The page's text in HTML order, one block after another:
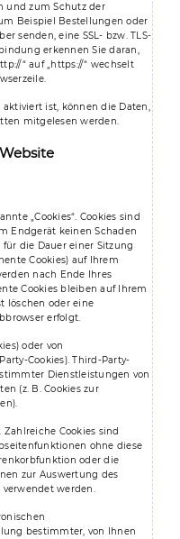
und zum Schutz der
Beispiel Bestellungen oder
senden, eine SSL- bzw. TLS-
erkennen Sie daran,
“ auf „https://“ wechselt
aktiviert ist, können die Daten,
mitgelesen werden.
„Cookies“. Cookies sind
Endgerät keinen Schaden
die Dauer einer Sitzung
Cookies) auf Ihrem
nach Ende Ihres
Cookies bleiben auf Ihrem
löschen oder eine
erfolgt.
oder von
Cookies). Third-Party-
Dienstleistungen von
(z. B. Cookies zur
Cookies sind
ohne diese
oder die
zur Auswertung des
verwendet werden.
bestimmter, von Ihnen